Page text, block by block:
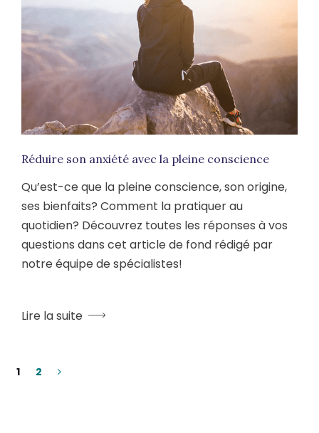
Réduire son anxiété avec la pleine conscience
Qu’est-ce que la pleine conscience, son origine,
ses bienfaits? Comment la pratiquer au
quotidien? Découvrez toutes les réponses à vos
questions dans cet article de fond rédigé par
notre équipe de spécialistes!
Lire la suite
1 2